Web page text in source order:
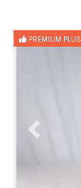
PREMIUM PLUS